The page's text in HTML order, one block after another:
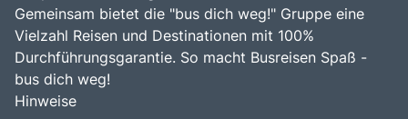
Gemeinsam bietet die "bus dich weg!" Gruppe eine
Vielzahl Reisen und Destinationen mit 100%
Durchführungsgarantie. So macht Busreisen Spaß -
bus dich weg!
Hinweise